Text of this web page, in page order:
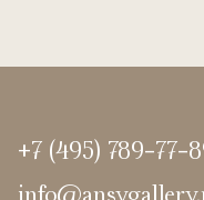
+7 (495) 789-77-